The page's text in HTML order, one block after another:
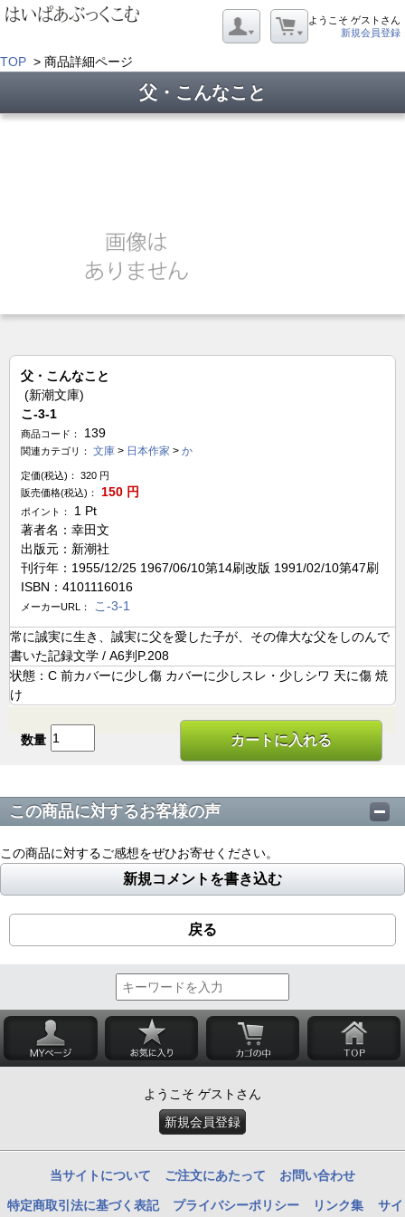
ようこそ ゲストさん
新規会員登録
TOP > 商品詳細ページ
父・こんなこと
父・こんなこと
(新潮文庫)
こ-3-1
商品コード： 139
関連カテゴリ： 文庫 > 日本作家 > か
定価(税込)： 320 円
販売価格(税込)：
150 円
ポイント： 1 Pt
著者名：幸田文
出版元：新潮社
刊行年：1955/12/25 1967/06/10第14刷改版 1991/02/10第47刷
ISBN：4101116016
メーカーURL： こ-3-1
常に誠実に生き、誠実に父を愛した子が、その偉大な父をしのんで
書いた記録文学 / A6判P.208
状態：C 前カバーに少し傷 カバーに少しスレ・少しシワ 天に傷 焼
け
数量 カートに入れる
この商品に対するお客様の声
この商品に対するご感想をぜひお寄せください。
新規コメントを書き込む
戻る
ようこそ ゲストさん
新規会員登録
当サイトについて ご注文にあたって お問い合わせ
特定商取引法に基づく表記 プライバシーポリシー リンク集 サイ